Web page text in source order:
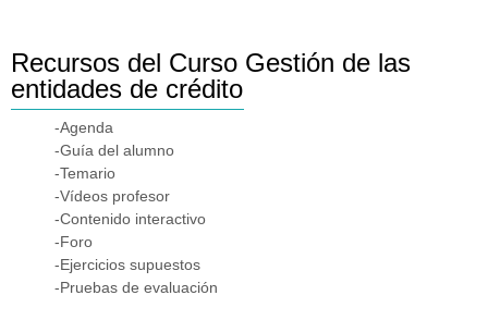
Recursos del Curso Gestión de las
entidades de crédito
-Agenda
-Guía del alumno
-Temario
-Vídeos profesor
-Contenido interactivo
-Foro
-Ejercicios supuestos
-Pruebas de evaluación